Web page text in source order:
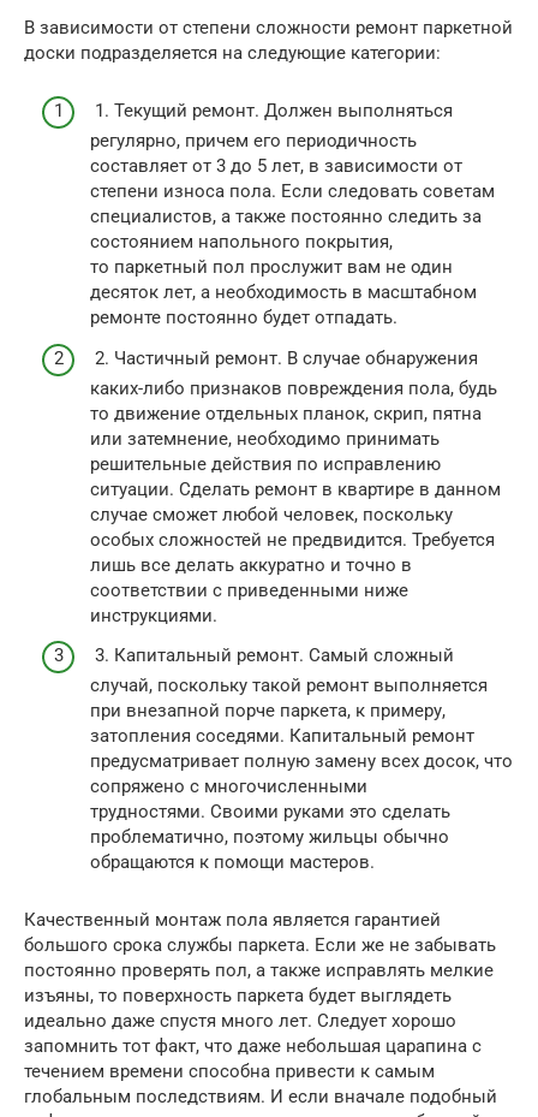
В зависимости от степени сложности ремонт паркетной
доски подразделяется на следующие категории:
1. Текущий ремонт. Должен выполняться
регулярно, причем его периодичность
составляет от 3 до 5 лет, в зависимости от
степени износа пола. Если следовать советам
специалистов, а также постоянно следить за
состоянием напольного покрытия,
то паркетный пол прослужит вам не один
десяток лет, а необходимость в масштабном
ремонте постоянно будет отпадать.
2. Частичный ремонт. В случае обнаружения
каких-либо признаков повреждения пола, будь
то движение отдельных планок, скрип, пятна
или затемнение, необходимо принимать
решительные действия по исправлению
ситуации. Сделать ремонт в квартире в данном
случае сможет любой человек, поскольку
особых сложностей не предвидится. Требуется
лишь все делать аккуратно и точно в
соответствии с приведенными ниже
инструкциями.
3. Капитальный ремонт. Самый сложный
случай, поскольку такой ремонт выполняется
при внезапной порче паркета, к примеру,
затопления соседями. Капитальный ремонт
предусматривает полную замену всех досок, что
сопряжено с многочисленными
трудностями. Своими руками это сделать
проблематично, поэтому жильцы обычно
обращаются к помощи мастеров.
Качественный монтаж пола является гарантией
большого срока службы паркета. Если же не забывать
постоянно проверять пол, а также исправлять мелкие
изъяны, то поверхность паркета будет выглядеть
идеально даже спустя много лет. Следует хорошо
запомнить тот факт, что даже небольшая царапина с
течением времени способна привести к самым
глобальным последствиям. И если вначале подобный